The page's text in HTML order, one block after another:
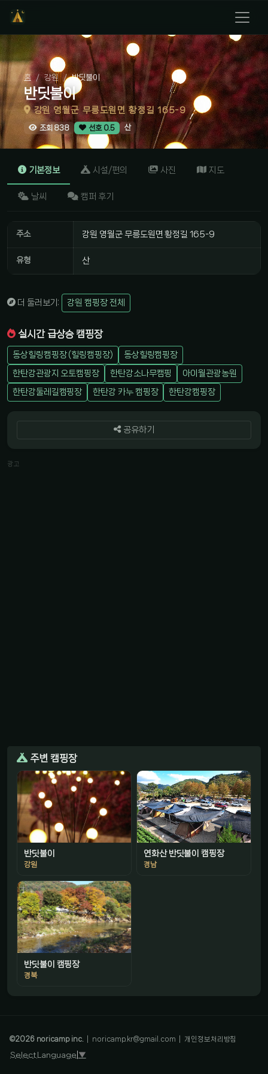
홈 강원 반딧불이
반딧불이
강원 영월군 무릉도원면 황정길 165-9
조회 838 선호 0.5 산
기본정보 시설/편의 사진 지도
날씨 캠퍼 후기
주소 강원 영월군 무릉도원면 황정길 165-9
유형 산
더 둘러보기: 강원 캠핑장 전체
실시간 급상승 캠핑장
동상힐링캠핑장 (힐링캠핑장)
동상힐링캠핑장
한탄강관광지 오토캠핑장
한탄강소나무캠핑
아이월관광농원
한탄강둘레길캠핑장
한탄강 카누 캠핑장 한탄강캠핑장
공유하기
광고
주변 캠핑장
반딧불이
강원
연화산 반딧불이 캠핑장
경남
반딧불이 캠핑장
경북
©2026noricamp inc. noricamp.kr@gmail.com 개인정보처리방침
Select Language ▼